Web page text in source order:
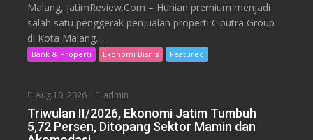
Malang, JatimReview.Com – Hunian premium menjadi
salah satu penggerak penjualan properti Ciputra Group
di Kota Malang....
Bank & Properti Ekonomi Bisnis Featured
Aug 10, 2026 admin
Triwulan II/2026, Ekonomi Jatim Tumbuh
5,72 Persen, Ditopang Sektor Mamin dan